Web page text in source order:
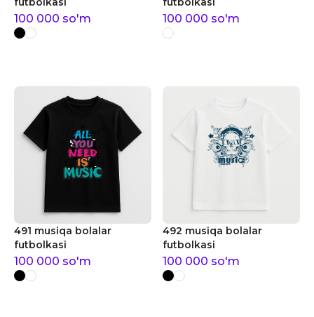
100 000 so'm 100 000 so'm
491 musiqa bolalar
futbolkasi
100 000 so'm
492 musiqa bolalar
futbolkasi
100 000 so'm